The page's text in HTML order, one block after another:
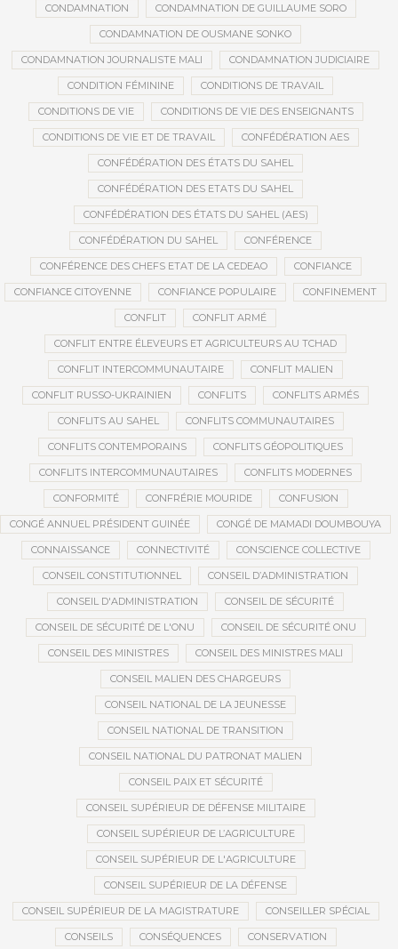
CONDAMNATION CONDAMNATION DE GUILLAUME SORO
CONDAMNATION DE OUSMANE SONKO
CONDAMNATION JOURNALISTE MALI CONDAMNATION JUDICIAIRE
CONDITION FÉMININE CONDITIONS DE TRAVAIL
CONDITIONS DE VIE CONDITIONS DE VIE DES ENSEIGNANTS
CONDITIONS DE VIE ET DE TRAVAIL CONFÉDÉRATION AES
CONFÉDÉRATION DES ÉTATS DU SAHEL
CONFÉDÉRATION DES ETATS DU SAHEL
CONFÉDÉRATION DES ÉTATS DU SAHEL (AES)
CONFÉDÉRATION DU SAHEL CONFÉRENCE
CONFÉRENCE DES CHEFS ETAT DE LA CEDEAO CONFIANCE
CONFIANCE CITOYENNE CONFIANCE POPULAIRE CONFINEMENT
CONFLIT CONFLIT ARMÉ
CONFLIT ENTRE ÉLEVEURS ET AGRICULTEURS AU TCHAD
CONFLIT INTERCOMMUNAUTAIRE CONFLIT MALIEN
CONFLIT RUSSO-UKRAINIEN CONFLITS CONFLITS ARMÉS
CONFLITS AU SAHEL CONFLITS COMMUNAUTAIRES
CONFLITS CONTEMPORAINS CONFLITS GÉOPOLITIQUES
CONFLITS INTERCOMMUNAUTAIRES CONFLITS MODERNES
CONFORMITÉ CONFRÉRIE MOURIDE CONFUSION
CONGÉ ANNUEL PRÉSIDENT GUINÉE CONGÉ DE MAMADI DOUMBOUYA
CONNAISSANCE CONNECTIVITÉ CONSCIENCE COLLECTIVE
CONSEIL CONSTITUTIONNEL CONSEIL D’ADMINISTRATION
CONSEIL D'ADMINISTRATION CONSEIL DE SÉCURITÉ
CONSEIL DE SÉCURITÉ DE L'ONU CONSEIL DE SÉCURITÉ ONU
CONSEIL DES MINISTRES CONSEIL DES MINISTRES MALI
CONSEIL MALIEN DES CHARGEURS
CONSEIL NATIONAL DE LA JEUNESSE
CONSEIL NATIONAL DE TRANSITION
CONSEIL NATIONAL DU PATRONAT MALIEN
CONSEIL PAIX ET SÉCURITÉ
CONSEIL SUPÉRIEUR DE DÉFENSE MILITAIRE
CONSEIL SUPÉRIEUR DE L’AGRICULTURE
CONSEIL SUPÉRIEUR DE L'AGRICULTURE
CONSEIL SUPÉRIEUR DE LA DÉFENSE
CONSEIL SUPÉRIEUR DE LA MAGISTRATURE CONSEILLER SPÉCIAL
CONSEILS CONSÉQUENCES CONSERVATION